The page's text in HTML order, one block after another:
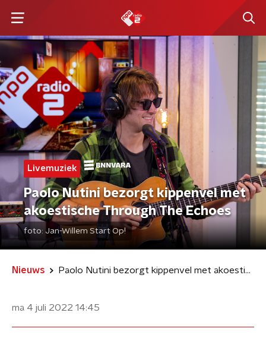
Livemuziek
Paolo Nutini bezorgt kippenvel met
akoestische Through The Echoes
foto: Jan-Willem Start Op!
Nieuws Paolo Nutini bezorgt kippenvel met akoestische Through The Echoes
ma 4 juli 2022 14:45